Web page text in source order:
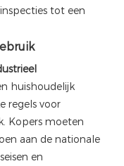
tot een
huishoudelijk
regels voor
Kopers moeten
aan de nationale
en